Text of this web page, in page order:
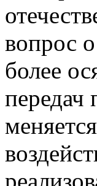
вопрос
более
передач